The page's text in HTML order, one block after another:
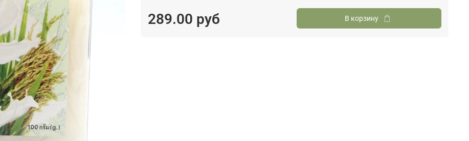
289.00 руб В корзину